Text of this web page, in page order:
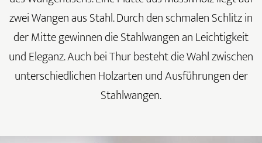
zwei Wangen aus Stahl. Durch den schmalen Schlitz in
der Mitte gewinnen die Stahlwangen an Leichtigkeit
und Eleganz. Auch bei Thur besteht die Wahl zwischen
unterschiedlichen Holzarten und Ausführungen der
Stahlwangen.